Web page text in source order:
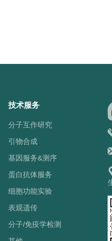
技术服务
分子互作研究
引物合成
基因服务&测序
蛋白抗体服务
细胞功能实验
表观遗传
分子/免疫学检测